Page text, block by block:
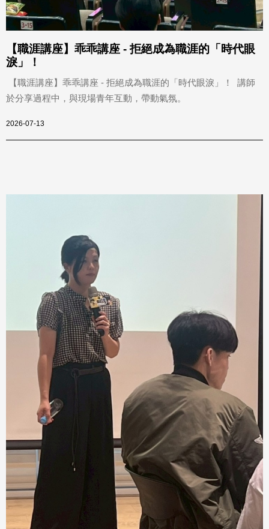
【職涯講座】乖乖講座 - 拒絕成為職涯的「時代眼
淚」！
【職涯講座】乖乖講座 - 拒絕成為職涯的「時代眼淚」！ 講師
於分享過程中，與現場青年互動，帶動氣氛。
2026-07-13